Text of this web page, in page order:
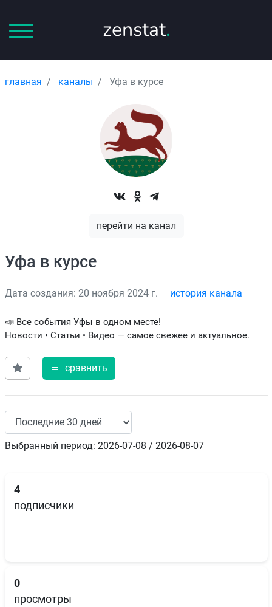
zenstat.
главная каналы Уфа в курсе
перейти на канал
Уфа в курсе
Дата создания: 20 ноября 2024 г. история канала
📣 Все события Уфы в одном месте!
Новости • Статьи • Видео — самое свежее и актуальное.
сравнить
Выбранный период: 2026-07-08 / 2026-08-07
4
подписчики
0
просмотры